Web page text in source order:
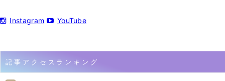
Instagram YouTube
記事アクセスランキング